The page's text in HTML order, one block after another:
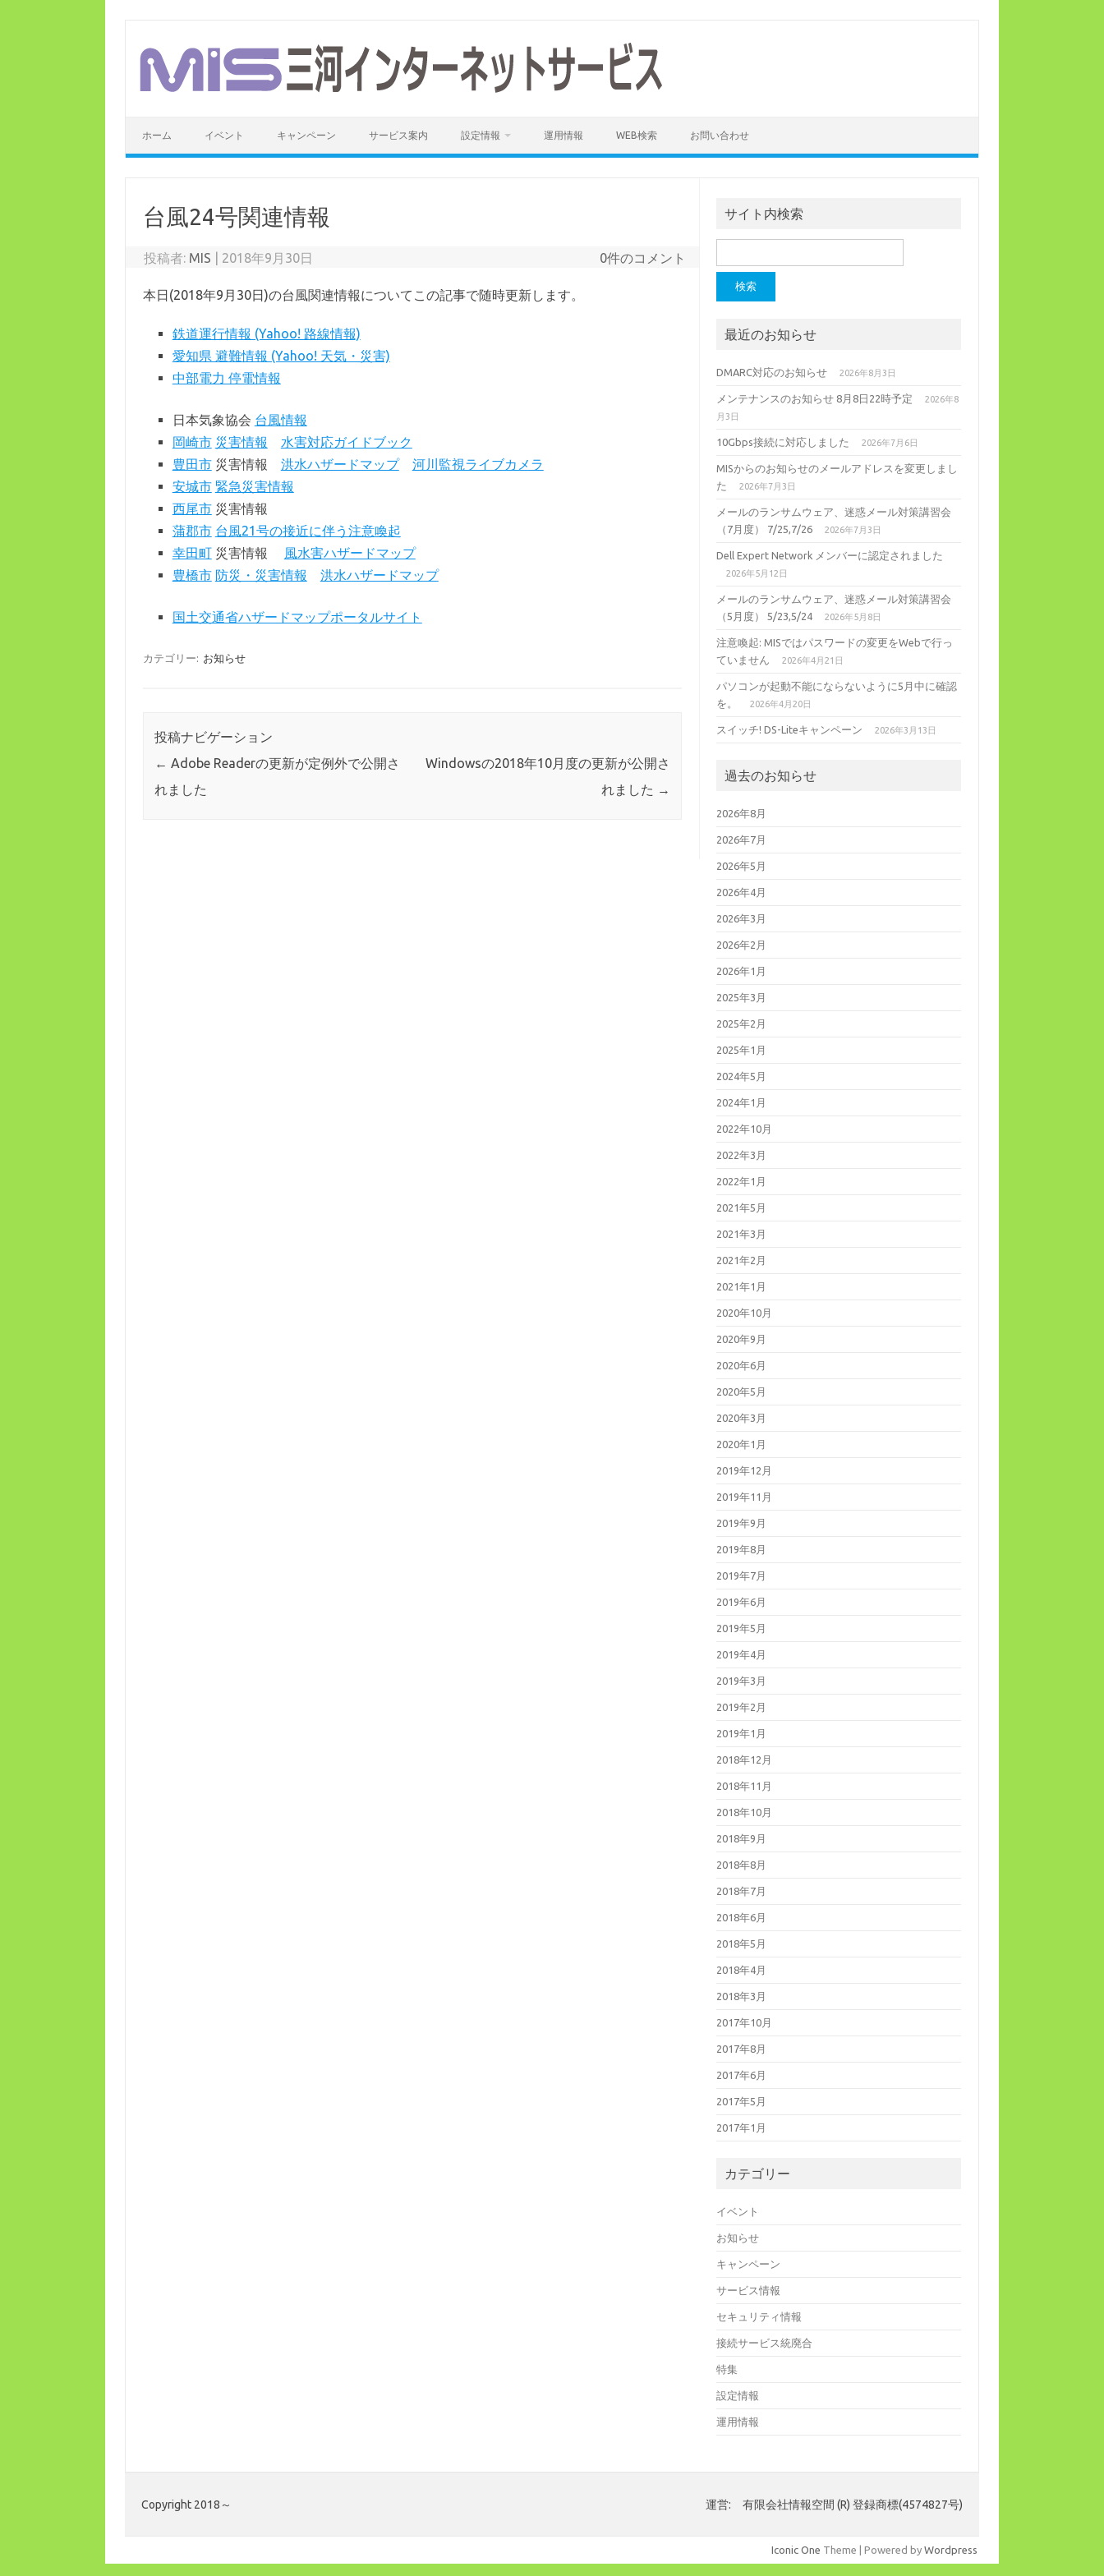
ホーム イベント キャンペーン サービス案内 設定情報 運用情報 WEB検索 お問い合わせ
台風24号関連情報
投稿者: MIS 2018年9月30日 0件のコメント
本日(2018年9月30日)の台風関連情報についてこの記事で随時更新します。
鉄道運行情報 (Yahoo! 路線情報)
愛知県 避難情報 (Yahoo! 天気・災害)
中部電力 停電情報
日本気象協会 台風情報
岡崎市 災害情報
水害対応ガイドブック
豊田市災害情報 洪水ハザードマップ
河川監視ライブカメラ
安城市 緊急災害情報
西尾市災害情報
蒲郡市 台風21号の接近に伴う注意喚起
幸田町災害情報
風水害ハザードマップ
豊橋市 防災・災害情報 洪水ハザードマップ
国土交通省ハザードマップポータルサイト
カテゴリー: お知らせ
投稿ナビゲーション
← Adobe Readerの更新が定例外で公開さ
れました
Windowsの2018年10月度の更新が公開さ
れました →
サイト内検索
索:
最近のお知らせ
DMARC対応のお知らせ 2026年8月3日
メンテナンスのお知らせ 8月8日22時予定
2026年8
月3日
10Gbps接続に対応しました 2026年7月6日
MISからのお知らせのメールアドレスを変更しまし
た
2026年7月3日
メールのランサムウェア、迷惑メール対策講習会
（7月度） 7/25,7/26
2026年7月3日
Dell Expert Network メンバーに認定されました
2026年5月12日
メールのランサムウェア、迷惑メール対策講習会
（5月度） 5/23,5/24
2026年5月8日
注意喚起: MISではパスワードの変更をWebで行っ
ていません
2026年4月21日
パソコンが起動不能にならないように5月中に確認
を。
2026年4月20日
スイッチ! DS-Liteキャンペーン 2026年3月13日
過去のお知らせ
2026年8月
2026年7月
2026年5月
2026年4月
2026年3月
2026年2月
2026年1月
2025年3月
2025年2月
2025年1月
2024年5月
2024年1月
2022年10月
2022年3月
2022年1月
2021年5月
2021年3月
2021年2月
2021年1月
2020年10月
2020年9月
2020年6月
2020年5月
2020年3月
2020年1月
2019年12月
2019年11月
2019年9月
2019年8月
2019年7月
2019年6月
2019年5月
2019年4月
2019年3月
2019年2月
2019年1月
2018年12月
2018年11月
2018年10月
2018年9月
2018年8月
2018年7月
2018年6月
2018年5月
2018年4月
2018年3月
2017年10月
2017年8月
2017年6月
2017年5月
2017年1月
カテゴリー
イベント
お知らせ
キャンペーン
サービス情報
セキュリティ情報
接続サービス統廃合
特集
設定情報
運用情報
Copyright 2018～ 運営: 有限会社情報空間 (R) 登録商標(4574827号)
Iconic One Theme | Powered by Wordpress